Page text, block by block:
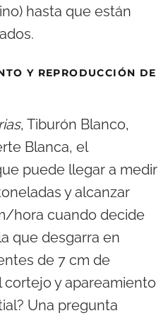
hasta que están
Y REPRODUCCIÓN DE
, Tiburón Blanco,
Blanca, el
puede llegar a medir
y alcanzar
hora cuando decide
que desgarra en
de 7 cm de
cortejo y apareamiento
Una pregunta